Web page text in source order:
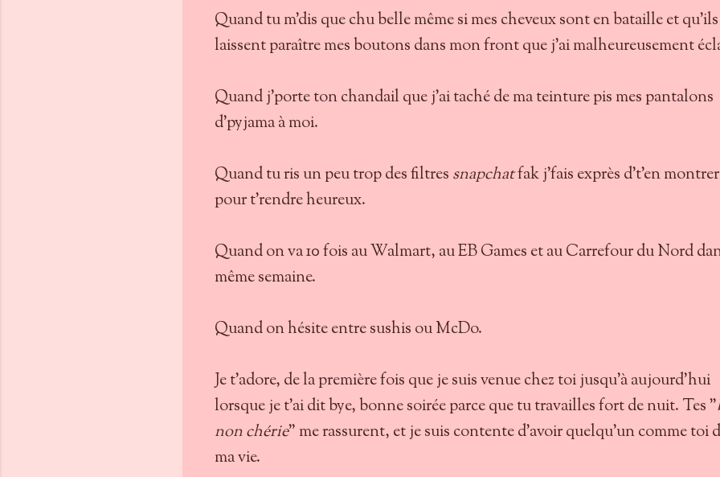
Quand tu m'dis que chu belle même si mes cheveux sont en bataille et qu'ils
laissent paraître mes boutons dans mon front que j'ai malheureusement
Quand j'porte ton chandail que j'ai taché de ma teinture pis mes pantalons
d'pyjama à moi.
Quand tu ris un peu trop des filtres snapchatfak j'fais exprès d't'en montrer
pour t'rendre heureux.
Quand on va 10 fois au Walmart, au EB Games et au Carrefour du Nord
même semaine.
Quand on hésite entre sushis ou McDo.
Je t'adore, de la première fois que je suis venue chez toi jusqu'à aujourd'hui
lorsque je t'ai dit bye, bonne soirée parce que tu travailles fort de nuit. Tes "
non chérie" me rassurent, et je suis contente d'avoir quelqu'un comme toi
ma vie.